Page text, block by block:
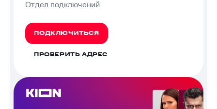
Отдел подключений
ПОДКЛЮЧИТЬСЯ
ПРОВЕРИТЬ АДРЕС